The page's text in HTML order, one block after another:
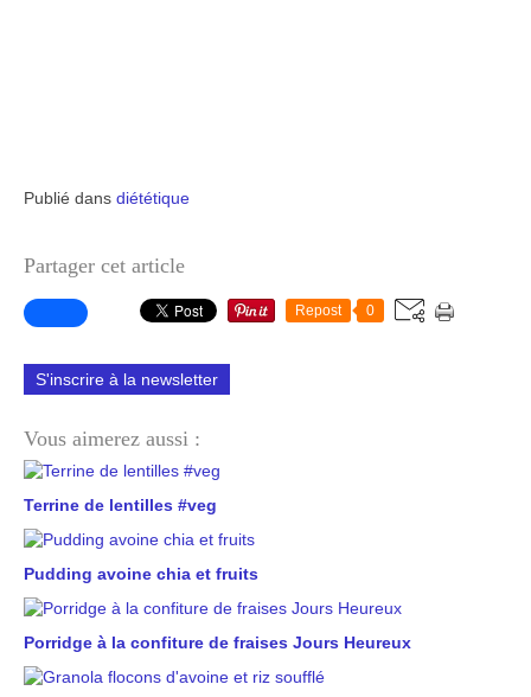
Publié dans diététique
Partager cet article
Repost 0
S'inscrire à la newsletter
Vous aimerez aussi :
Terrine de lentilles #veg
Pudding avoine chia et fruits
Porridge à la confiture de fraises Jours Heureux